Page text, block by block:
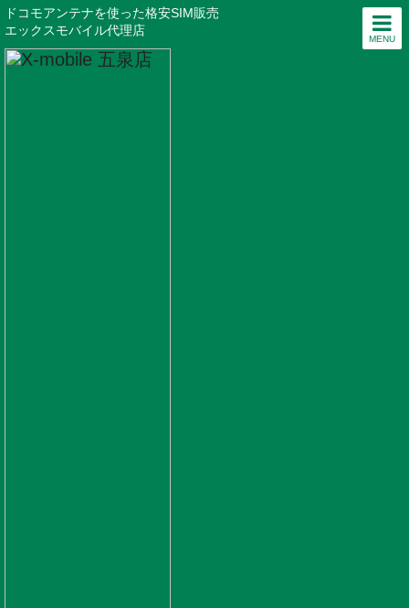
MENU
ドコモアンテナを使った格安SIM販売
エックスモバイル代理店